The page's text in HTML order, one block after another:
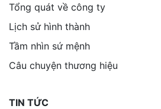
Tổng quát về công ty
Lịch sử hình thành
Tầm nhìn sứ mệnh
Câu chuyện thương hiệu
TIN TỨC